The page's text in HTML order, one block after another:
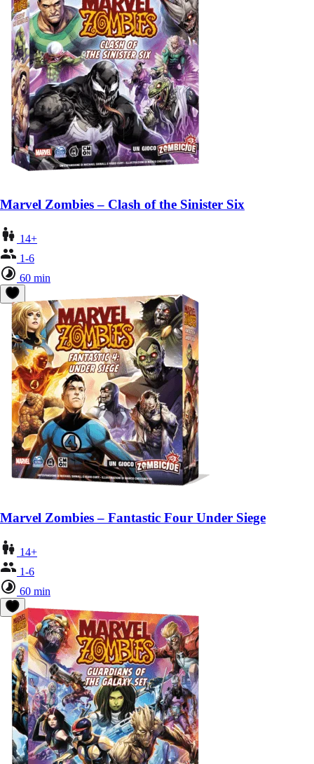
Marvel Zombies – Clash of the Sinister Six
14+
1-6
60 min
Marvel Zombies – Fantastic Four Under Siege
14+
1-6
60 min